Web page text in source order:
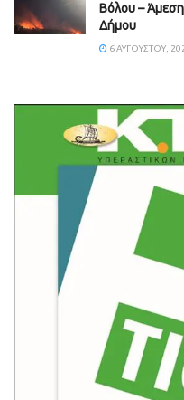
Βόλου –
Δήμου
6 ΑΥΓΟΎΣΤΟΥ,